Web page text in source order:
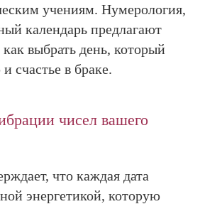
учениям. Нумерология,
календарь предлагают
как выбрать день, который
счастье в браке.
чисел вашего
что каждая дата
энергетикой, которую